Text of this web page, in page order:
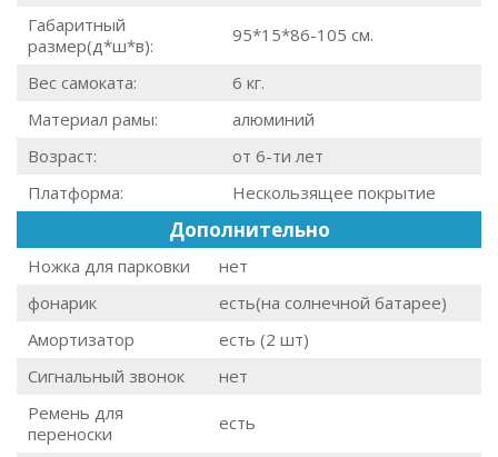
Габаритный
размер(д*ш*в):
95*15*86-105 см.
Вес самоката:
6 кг.
Материал рамы:
алюминий
Возраст:
от 6-ти лет
Платформа:
Нескользящее покрытие
Дополнительно
Ножка для парковки
нет
фонарик
есть(на солнечной батарее)
Амортизатор
есть (2 шт)
Сигнальный звонок
нет
Ремень для
переноски
есть